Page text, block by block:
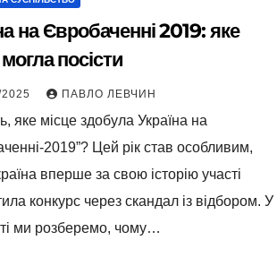
на Євробаченні 2019: яке
посісти
ПАВЛО ЛЕВЧИН
яке місце здобула Україна на
2019”? Цей рік став особливим,
вперше за свою історію участі
конкурс через скандал із відбором. У
ми розберемо, чому…